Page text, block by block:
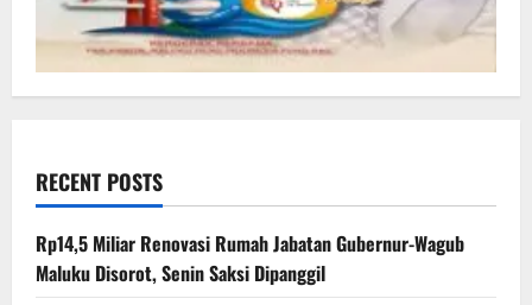
RECENT POSTS
Rp14,5 Miliar Renovasi Rumah Jabatan Gubernur-Wagub
Maluku Disorot, Senin Saksi Dipanggil